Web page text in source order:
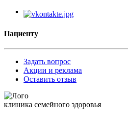
Пациенту
Задать вопрос
Акции и реклама
Оставить отзыв
клиника семейного здоровья